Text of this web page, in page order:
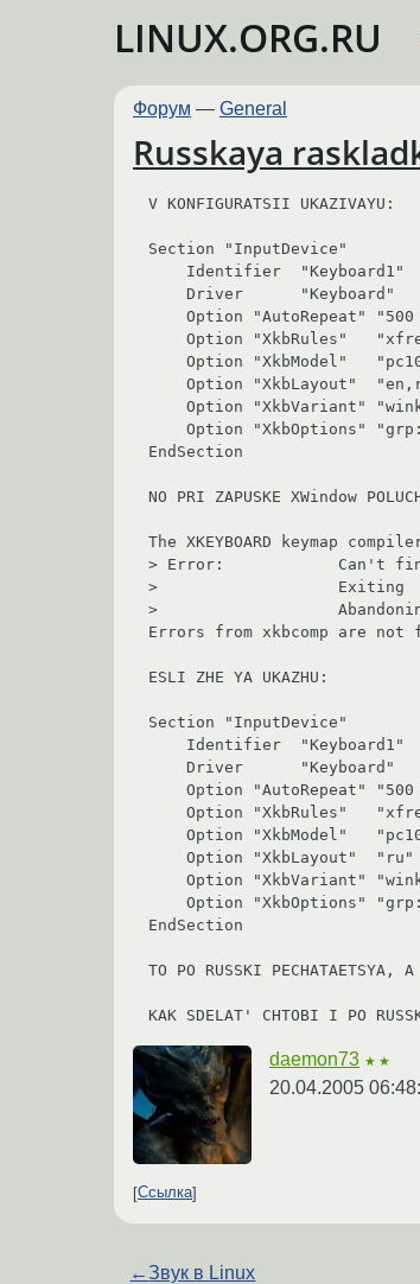
LINUX.ORG.RU
Форум — General
Russkaya
V KONFIGURATSII UKAZIVAYU:
Section "InputDevice"
EndSection
NO PRI ZAPUSKE XWindow
The XKEYBOARD keymap
> Error:            Can't
>                   Exiting
>
Errors from xkbcomp are
ESLI ZHE YA UKAZHU:
Section "InputDevice"
EndSection
TO PO RUSSKI PECHATAETSYA,
daemon73 ★★
20.04.2005
Ссылка
←Звук в Linux